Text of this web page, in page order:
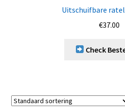
Uitschuifbare
€37.00
Check